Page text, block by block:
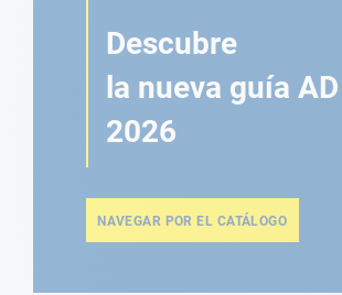
Descubre
la nueva guía AD
2026
NAVEGAR POR EL CATÁLOGO